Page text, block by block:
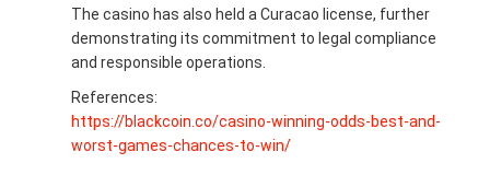
The casino has also held a Curacao license, further
demonstrating its commitment to legal compliance
and responsible operations.
References:
https://blackcoin.co/casino-winning-odds-best-and-
worst-games-chances-to-win/